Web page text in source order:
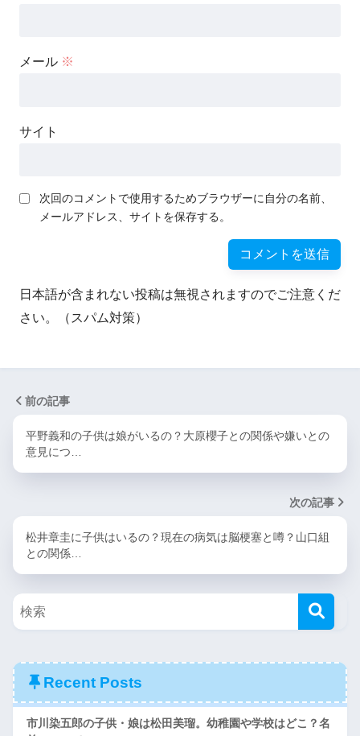
メール ※
サイト
次回のコメントで使用するためブラウザーに自分の名前、
メールアドレス、サイトを保存する。
日本語が含まれない投稿は無視されますのでご注意くだ
さい。（スパム対策）
前の記事
平野義和の子供は娘がいるの？大原櫻子との関係や嫌いとの
意見につ…
次の記事
松井章圭に子供はいるの？現在の病気は脳梗塞と噂？山口組
との関係…
Recent Posts
市川染五郎の子供・娘は松田美瑠。幼稚園や学校はどこ？名